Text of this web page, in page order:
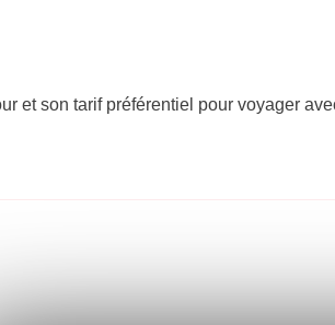
et son tarif préférentiel pour voyager